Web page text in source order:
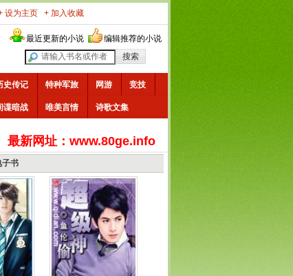
设为主页 + 加入收藏
最近更新的小说 编辑推荐的小说
史传记 特种军旅 网游 竞技
谍暗战 唯美言情
诗歌文集
最新网址：www.80ge.info
子书